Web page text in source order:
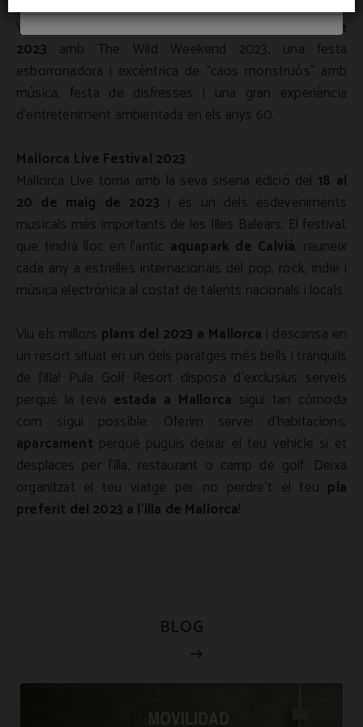
Viu un cap de setmana salvatgedel 14 al 16 d'abril de
2023 amb The Wild Weekend 2023, una festa
esborronadora i excèntrica de “caos monstruós” amb
música, festa de disfresses i una gran experiència
d'entreteniment ambientada en els anys 60.
Mallorca Live Festival 2023
Mallorca Live torna amb la seva sisena edició del 18 al
20 de maig de 2023 i és un dels esdeveniments
musicals més importants de les Illes Balears. El festival,
que tindrà lloc en l'antic aquapark de Calvià, reuneix
cada any a estrelles internacionals del pop, rock, indie i
música electrònica al costat de talents nacionals i locals.
Viu els millors plans del 2023 a Mallorca i descansa en
un resort situat en un dels paratges més bells i tranquils
de l'illa! Pula Golf Resort disposa d'exclusius serveis
perquè la teva estada a Mallorca sigui tan còmoda
com sigui possible. Oferim servei d'habitacions,
aparcament perquè puguis deixar el teu vehicle si et
desplaces per l'illa, restaurant o camp de golf. Deixa
organitzat el teu viatge per no perdre't el teu pla
preferit del 2023 a l'illa de Mallorca!
BLOG